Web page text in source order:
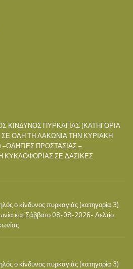
ΚΙΝΔΥΝΟΣ ΠΥΡΚΑΓΙΑΣ (ΚΑΤΗΓΟΡΙΑ
ΣΕ ΟΛΗ ΤΗ ΛΑΚΩΝΙΑ ΤΗΝ ΚΥΡΙΑΚΗ
–ΟΔΗΓΙΕΣ ΠΡΟΣΤΑΣΙΑΣ –
ΚΥΚΛΟΦΟΡΙΑΣ ΣΕ ΔΑΣΙΚΕΣ
ο κίνδυνος πυρκαγιάς (κατηγορία 3)
και Σάββατο 08-08-2026- Δελτίο
ο κίνδυνος πυρκαγιάς (κατηγορία 3)